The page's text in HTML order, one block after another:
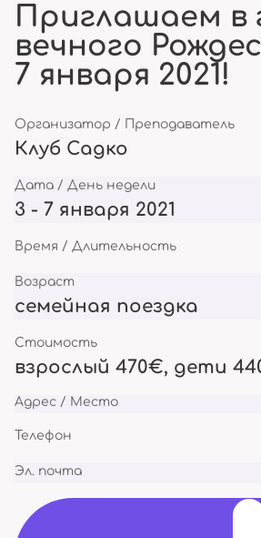
Приглашаем в
вечного
7 января 2021!
Организатор / Преподаватель
Клуб Садко
Дата / День недели
3 - 7 января 2021
Время / Длительность
Возраст
семейная поездка
Стоимость
взрослый 470€, дети
Адрес / Место
Телефон
Эл. почта